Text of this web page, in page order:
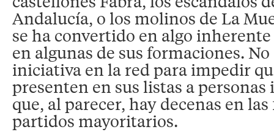
Andalucía, o los molinos de La
se ha convertido en algo
en algunas de sus formaciones.
iniciativa en la red para impedir
presenten en sus listas a personas
que, al parecer, hay decenas en
partidos mayoritarios.